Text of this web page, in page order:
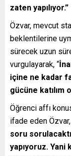
zaten yapılıyor.”
Özvar, mevcut
beklentilerine
sürecek uzun
vurgulayarak, “
içine ne kadar
gücüne katılım
Öğrenci affı
ifade eden Özvar,
soru
yapıyoruz. Yani